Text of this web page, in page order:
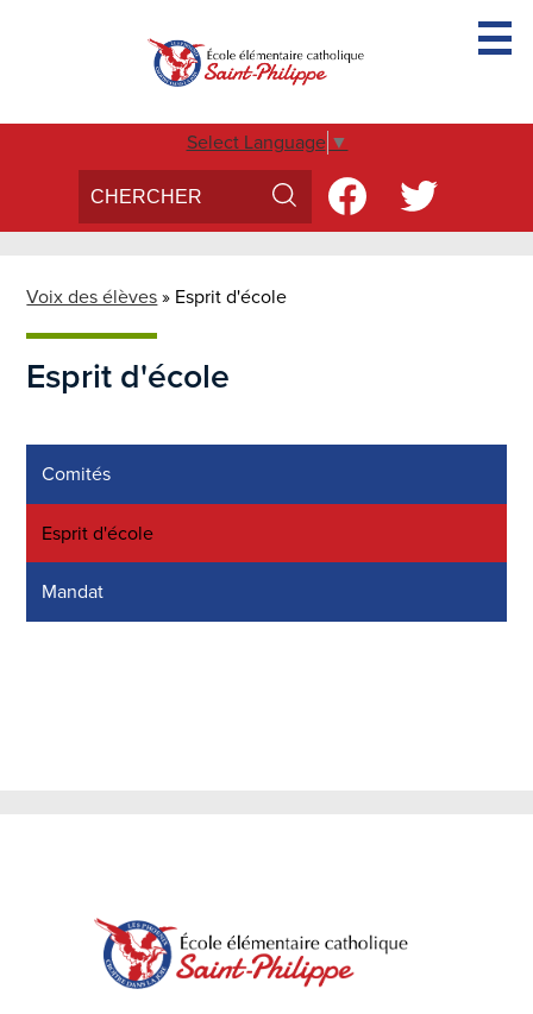
to
main
Conseil d'école
Voix des élèves
Parascolaire
Inscription
Nous Joindre
Select Language ▼
Search
Social
Media
FacebookTwitter
Voix des élèves » Esprit d'école
Esprit d'école
Comités
Esprit d'école
Mandat